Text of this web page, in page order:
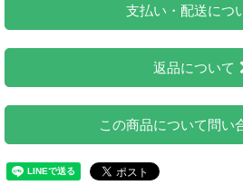
支払い・配送につ
返品について
この商品について問い